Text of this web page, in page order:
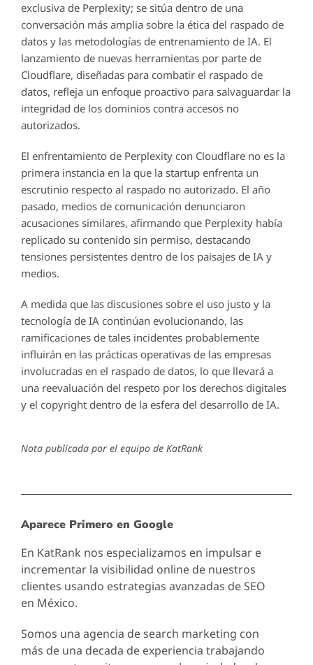
exclusiva de Perplexity; se sitúa dentro de una
conversación más amplia sobre la ética del raspado de
datos y las metodologías de entrenamiento de IA. El
lanzamiento de nuevas herramientas por parte de
Cloudflare, diseñadas para combatir el raspado de
datos, refleja un enfoque proactivo para salvaguardar la
integridad de los dominios contra accesos no
autorizados.
El enfrentamiento de Perplexity con Cloudflare no es la
primera instancia en la que la startup enfrenta un
escrutinio respecto al raspado no autorizado. El año
pasado, medios de comunicación denunciaron
acusaciones similares, afirmando que Perplexity había
replicado su contenido sin permiso, destacando
tensiones persistentes dentro de los paisajes de IA y
medios.
A medida que las discusiones sobre el uso justo y la
tecnología de IA continúan evolucionando, las
ramificaciones de tales incidentes probablemente
influirán en las prácticas operativas de las empresas
involucradas en el raspado de datos, lo que llevará a
una reevaluación del respeto por los derechos digitales
y el copyright dentro de la esfera del desarrollo de IA.
Nota publicada por el equipo de KatRank
Aparece Primero en Google
En KatRank nos especializamos en impulsar e
incrementar la visibilidad online de nuestros
clientes usando estrategias avanzadas de SEO
en México.
Somos una agencia de search marketing con
más de una decada de experiencia trabajando